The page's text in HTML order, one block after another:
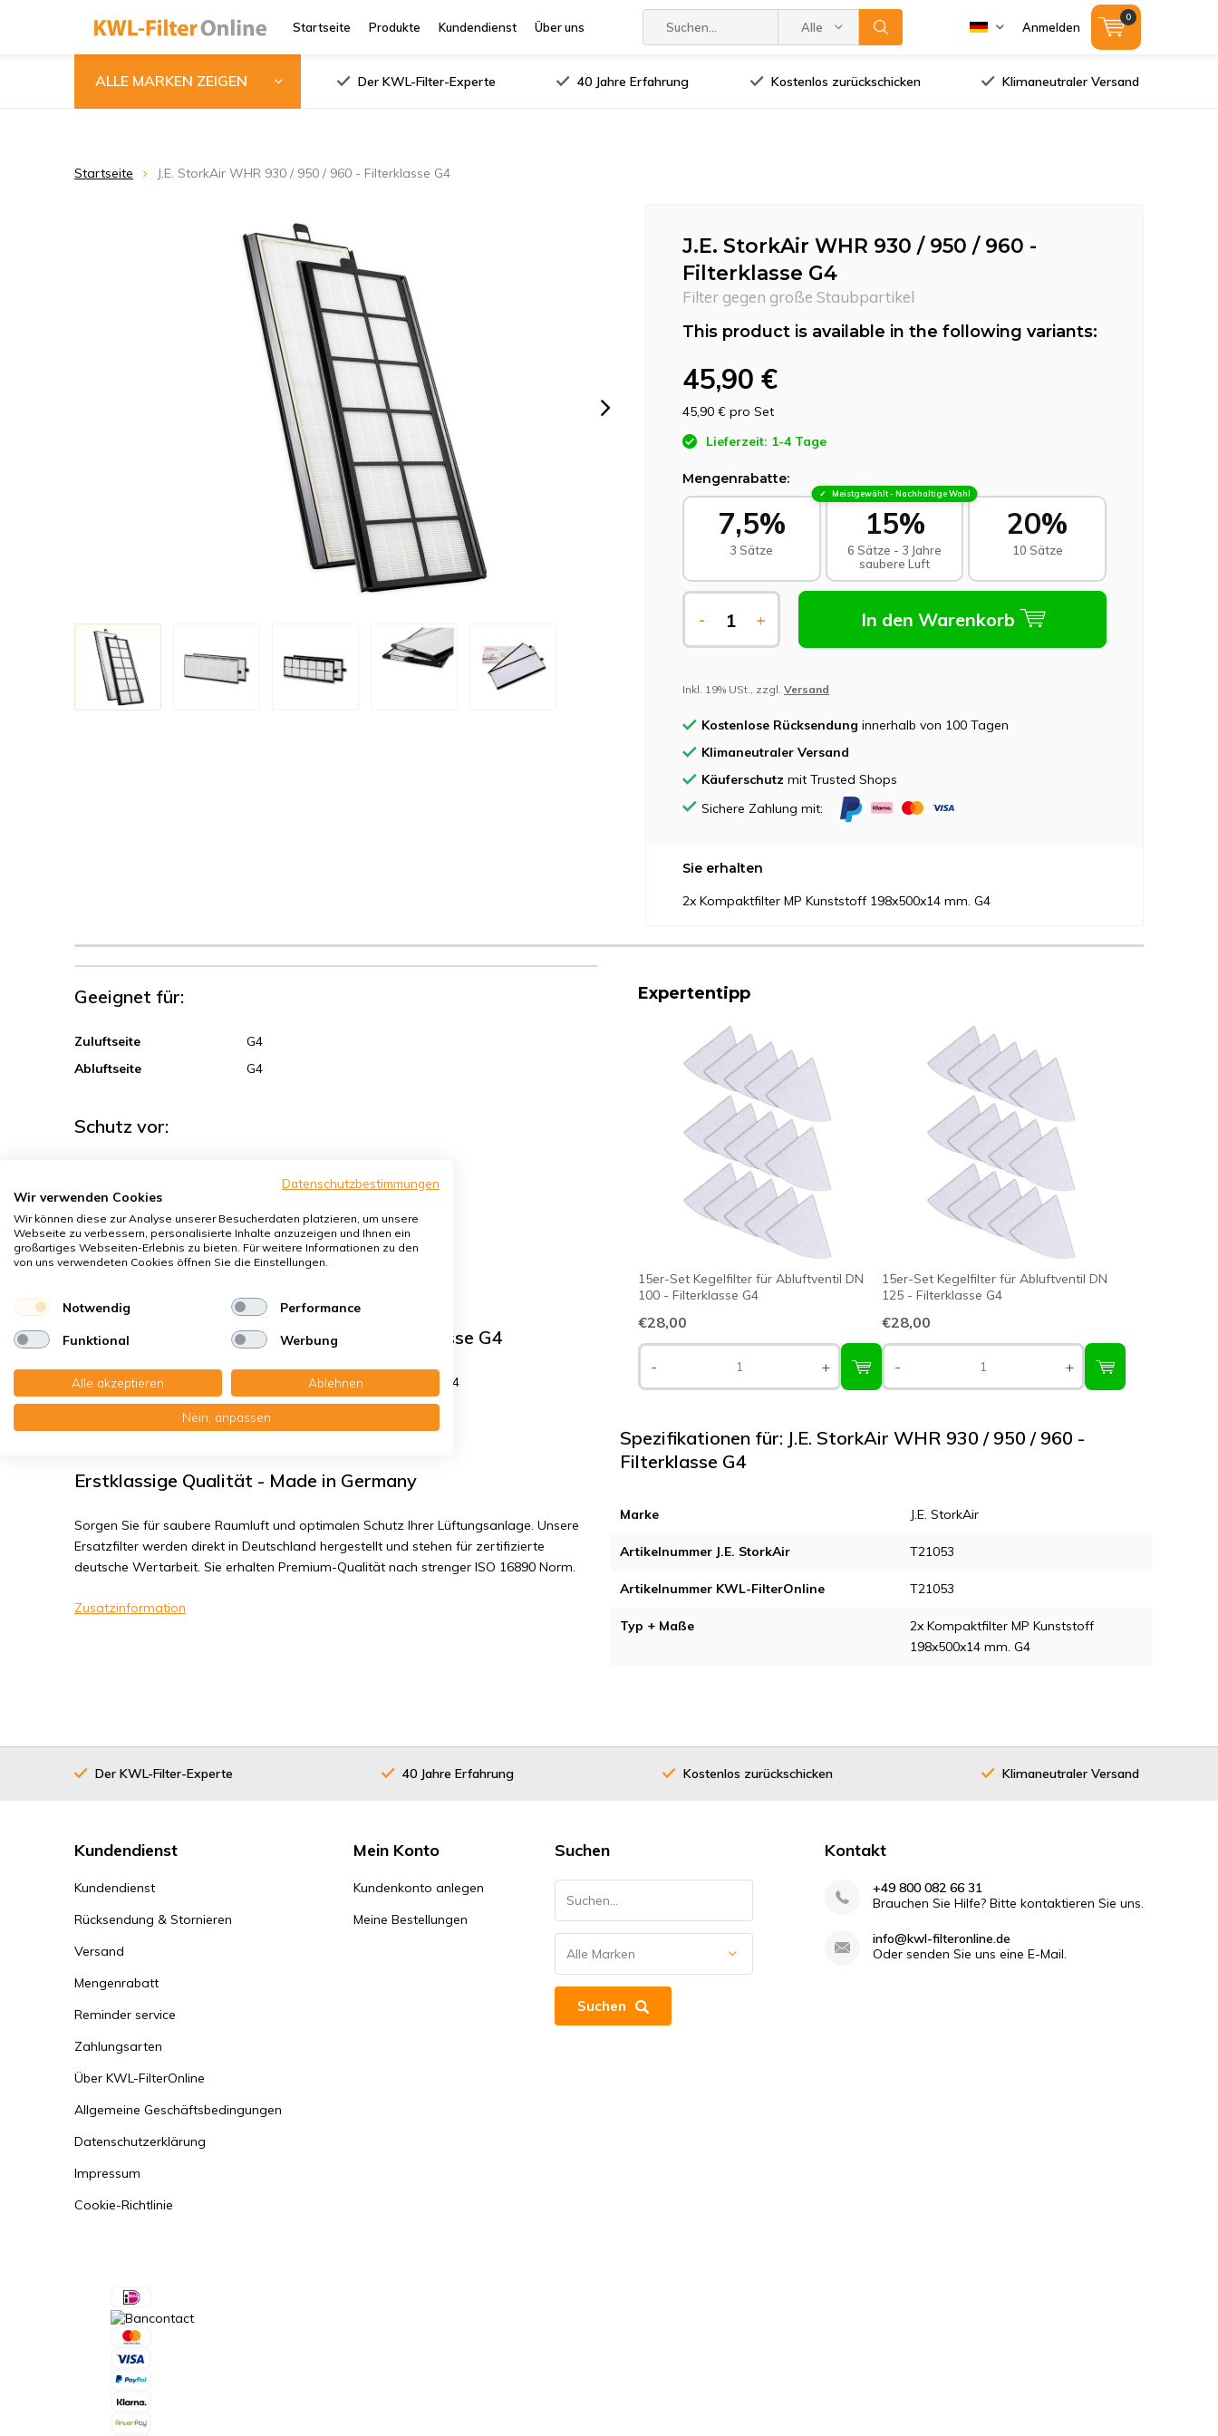
Startseite Produkte Kundendienst Über uns Alle Marken Anmelden
0
ALLE MARKEN ZEIGEN Der KWL-Filter-Experte 40 Jahre Erfahrung Kostenlos zurückschicken Klimaneutraler Versand
Startseite J.E. StorkAir WHR 930 / 950 / 960 - Filterklasse G4
J.E. StorkAir WHR 930 / 950 / 960 -
Filterklasse G4
Filter gegen große Staubpartikel
This product is available in the following variants:
45,90 €
45,90 € pro Set
Lieferzeit: 1-4 Tage
Mengenrabatte:
7,5%
3 Sätze
Meistgewählt - Nachhaltige Wahl
15%
6 Sätze - 3 Jahre
saubere Luft
20%
10 Sätze
- + In den Warenkorb
Inkl. 19% USt., zzgl. Versand
Kostenlose Rücksendung innerhalb von 100 Tagen
Klimaneutraler Versand
Käuferschutz mit Trusted Shops
Sichere Zahlung mit:
Sie erhalten
2x Kompaktfilter MP Kunststoff 198x500x14 mm. G4
Geeignet für:
Zuluftseite
G4
Abluftseite
G4
Schutz vor:
Sporen, Pollen
Hausstaubmilben
Bakterien, Smog
J.E. StorkAir WHR 930 / 950 / 960 - Filterklasse G4
Sie erhalten: 2x Kompaktfilter MP Kunststoff 198x500x14 mm. G4
Lesen Sie die komplette Produktbeschreibung
Erstklassige Qualität - Made in Germany
Sorgen Sie für saubere Raumluft und optimalen Schutz Ihrer Lüftungsanlage. Unsere
Ersatzfilter werden direkt in Deutschland hergestellt und stehen für zertifizierte
deutsche Wertarbeit. Sie erhalten Premium-Qualität nach strenger ISO 16890 Norm.
Zusatzinformation
Expertentipp
15er-Set Kegelfilter für Abluftventil DN
100 - Filterklasse G4
€28,00
- +
15er-Set Kegelfilter für Abluftventil DN
125 - Filterklasse G4
€28,00
- +
Spezifikationen für: J.E. StorkAir WHR 930 / 950 / 960 -
Filterklasse G4
Marke J.E. StorkAir
Artikelnummer J.E. StorkAir T21053
Artikelnummer KWL-FilterOnline T21053
Typ + Maße
2x Kompaktfilter MP Kunststoff
198x500x14 mm. G4
Der KWL-Filter-Experte 40 Jahre Erfahrung Kostenlos zurückschicken Klimaneutraler Versand
Kundendienst
Kundendienst
Rücksendung & Stornieren
Versand
Mengenrabatt
Reminder service
Zahlungsarten
Über KWL-FilterOnline
Allgemeine Geschäftsbedingungen
Datenschutzerklärung
Impressum
Cookie-Richtlinie
Mein Konto
Kundenkonto anlegen
Meine Bestellungen
Suchen
Suchen
Kontakt
+49 800 082 66 31
Brauchen Sie Hilfe? Bitte kontaktieren Sie uns.
info@kwl-filteronline.de
Oder senden Sie uns eine E-Mail.
Datenschutzbestimmungen
Wir verwenden Cookies
Wir können diese zur Analyse unserer Besucherdaten platzieren, um unsere
Webseite zu verbessern, personalisierte Inhalte anzuzeigen und Ihnen ein
großartiges Webseiten-Erlebnis zu bieten. Für weitere Informationen zu den
von uns verwendeten Cookies öffnen Sie die Einstellungen.
Notwendig Performance
Funktional Werbung
Alle akzeptieren Ablehnen
Nein, anpassen